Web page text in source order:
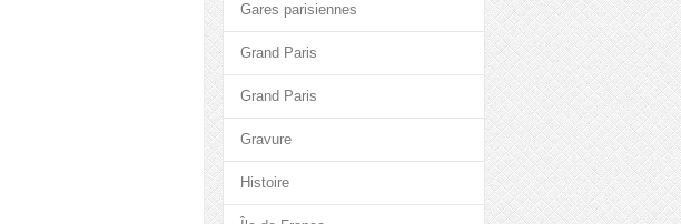
Gares parisiennes
Grand Paris
Grand Paris
Gravure
Histoire